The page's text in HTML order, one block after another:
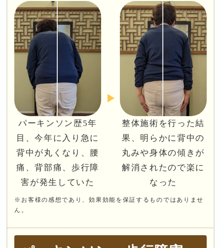
パーキンソン歴5年
目、今年に入り急に
背中が丸くなり、腰
痛、背部痛、歩行障
害が発生していた
整体施術を行った結
果、明らかに背中の
丸みや身体の傾きが
解消されたので楽に
なった
※お客様の感想であり、効果効能を保証するものではありませ
ん。